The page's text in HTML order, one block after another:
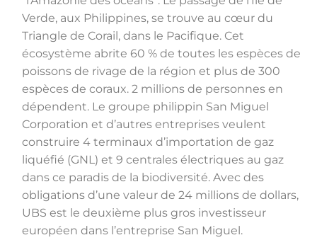
Verde, aux Philippines, se trouve au cœur du
Triangle de Corail, dans le Pacifique. Cet
écosystème abrite 60 % de toutes les espèces de
poissons de rivage de la région et plus de 300
espèces de coraux. 2 millions de personnes en
dépendent. Le groupe philippin San Miguel
Corporation et d’autres entreprises veulent
construire 4 terminaux d’importation de gaz
liquéfié (GNL) et 9 centrales électriques au gaz
dans ce paradis de la biodiversité. Avec des
obligations d’une valeur de 24 millions de dollars,
UBS est le deuxième plus gros investisseur
européen dans l’entreprise San Miguel.